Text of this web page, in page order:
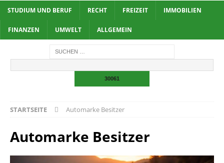
STUDIUM UND BERUF RECHT FREIZEIT IMMOBILIEN
FINANZEN UMWELT ALLGEMEIN
STARTSEITE Automarke Besitzer
Automarke Besitzer